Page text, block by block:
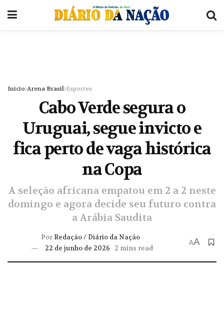
Inicio Arena Brasil Esportes
Cabo Verde segura o
Uruguai, segue invicto e
fica perto de vaga histórica
na Copa
A seleção africana empatou em 2 a 2 neste
domingo e agora decide seu futuro contra
a Arábia Saudita
Por Redação / Diário da Nação
22 de junho de 2026
2 mins read
AA